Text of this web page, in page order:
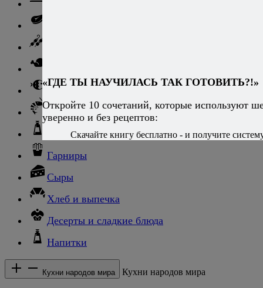
Рыба
Морепродукты
Соусы и блюда с ними
Гарниры
Сыры
Хлеб и выпечка
Десерты и сладкие блюда
Напитки
Кухни народов мира Кухни народов мира
«ГДЕ ТЫ НАУЧИЛАСЬ ТАК ГОТОВИТЬ?!»
Откройте 10 сочетаний, которые используют
уверенно и без рецептов:
Скачайте книгу бесплатно - и получите